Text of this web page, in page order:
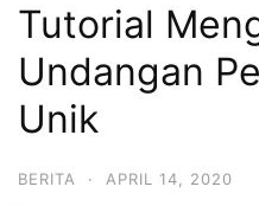
Tutorial
Undangan
Unik
BERITA · APRIL 14, 2020